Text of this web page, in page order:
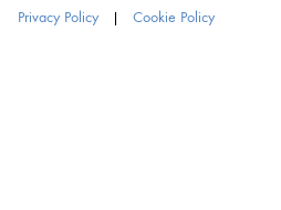
Privacy Policy | Cookie Policy